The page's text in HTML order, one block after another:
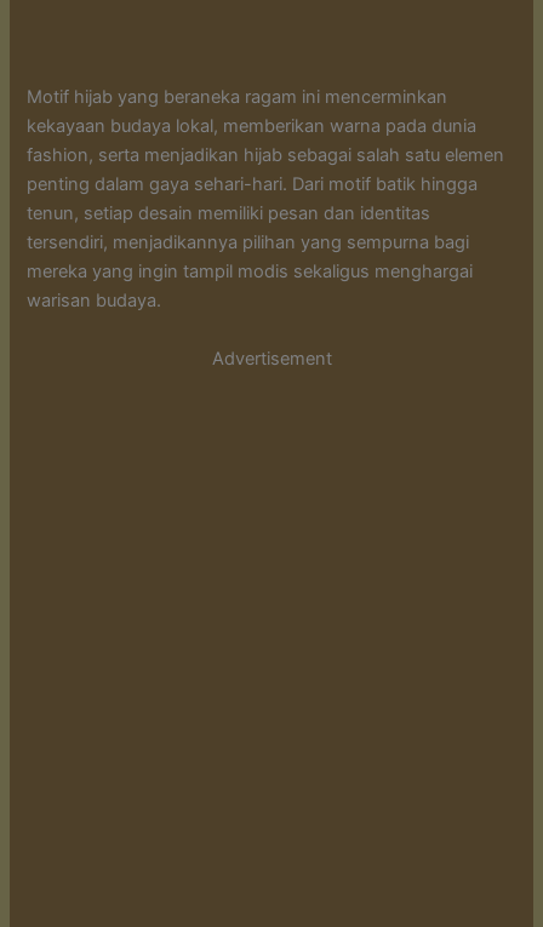
Motif hijab yang beraneka ragam ini mencerminkan
kekayaan budaya lokal, memberikan warna pada dunia
fashion, serta menjadikan hijab sebagai salah satu elemen
penting dalam gaya sehari-hari. Dari motif batik hingga
tenun, setiap desain memiliki pesan dan identitas
tersendiri, menjadikannya pilihan yang sempurna bagi
mereka yang ingin tampil modis sekaligus menghargai
warisan budaya.
Advertisement